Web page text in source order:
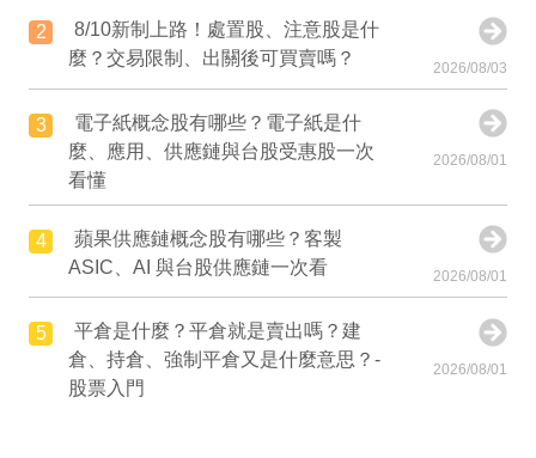
2
8/10新制上路！處置股、注意股是什
麼？交易限制、出關後可買賣嗎？
2026/08/03
3
電子紙概念股有哪些？電子紙是什
麼、應用、供應鏈與台股受惠股一次
看懂
2026/08/01
4
蘋果供應鏈概念股有哪些？客製
ASIC、AI 與台股供應鏈一次看
2026/08/01
5
平倉是什麼？平倉就是賣出嗎？建
倉、持倉、強制平倉又是什麼意思？-
股票入門
2026/08/01